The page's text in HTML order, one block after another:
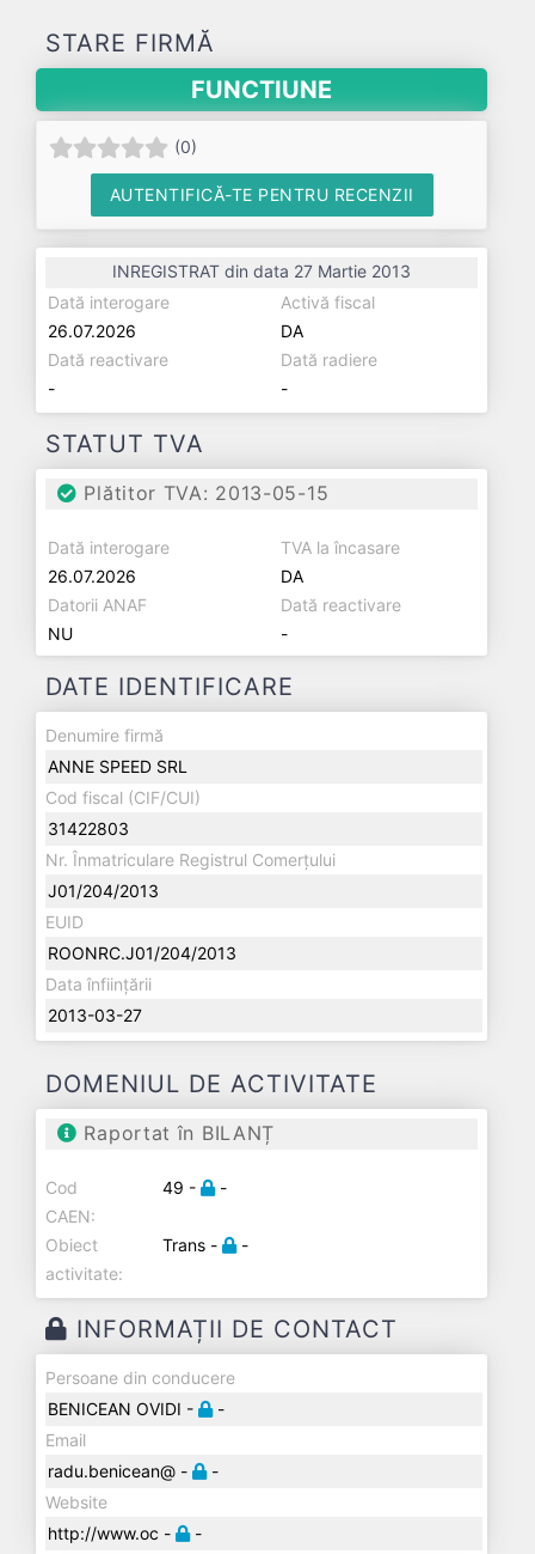
STARE FIRMĂ
FUNCTIUNE
(0)
AUTENTIFICĂ-TE PENTRU RECENZII
INREGISTRAT din data 27 Martie 2013
Dată interogare
26.07.2026
Activă fiscal
DA
Dată reactivare
-
Dată radiere
-
STATUT TVA
Plătitor TVA: 2013-05-15
Dată interogare
26.07.2026
TVA la încasare
DA
Datorii ANAF
NU
Dată reactivare
-
DATE IDENTIFICARE
Denumire firmă
ANNE SPEED SRL
Cod fiscal (CIF/CUI)
31422803
Nr. Înmatriculare Registrul Comerțului
J01/204/2013
EUID
ROONRC.J01/204/2013
Data înființării
2013-03-27
DOMENIUL DE ACTIVITATE
Raportat în BILANȚ
Cod
CAEN:
49 - -
Obiect
activitate:
Trans - -
INFORMAȚII DE CONTACT
Persoane din conducere
BENICEAN OVIDI -
-
Email
radu.benicean@ -
-
Website
http://www.oc -
-